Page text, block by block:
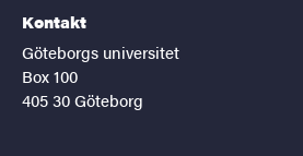
Kontakt
Göteborgs universitet
Box 100
405 30 Göteborg